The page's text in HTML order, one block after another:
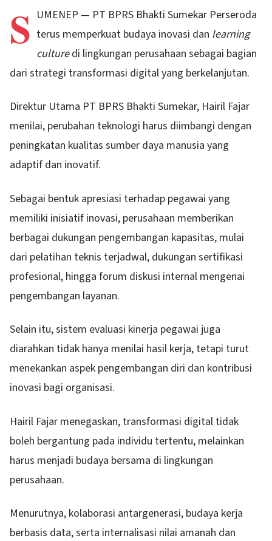
S UMENEP — PT BPRS Bhakti Sumekar Perseroda
terus memperkuat budaya inovasi dan learning
culturedi lingkungan perusahaan sebagai bagian
dari strategi transformasi digital yang berkelanjutan.
Direktur Utama PT BPRS Bhakti Sumekar, Hairil Fajar
menilai, perubahan teknologi harus diimbangi dengan
peningkatan kualitas sumber daya manusia yang
adaptif dan inovatif.
Sebagai bentuk apresiasi terhadap pegawai yang
memiliki inisiatif inovasi, perusahaan memberikan
berbagai dukungan pengembangan kapasitas, mulai
dari pelatihan teknis terjadwal, dukungan sertifikasi
profesional, hingga forum diskusi internal mengenai
pengembangan layanan.
Selain itu, sistem evaluasi kinerja pegawai juga
diarahkan tidak hanya menilai hasil kerja, tetapi turut
menekankan aspek pengembangan diri dan kontribusi
inovasi bagi organisasi.
Hairil Fajar menegaskan, transformasi digital tidak
boleh bergantung pada individu tertentu, melainkan
harus menjadi budaya bersama di lingkungan
perusahaan.
Menurutnya, kolaborasi antargenerasi, budaya kerja
berbasis data, serta internalisasi nilai amanah dan